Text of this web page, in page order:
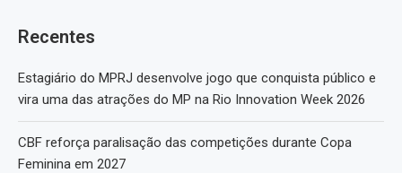
Recentes
Estagiário do MPRJ desenvolve jogo que conquista público e
vira uma das atrações do MP na Rio Innovation Week 2026
CBF reforça paralisação das competições durante Copa
Feminina em 2027